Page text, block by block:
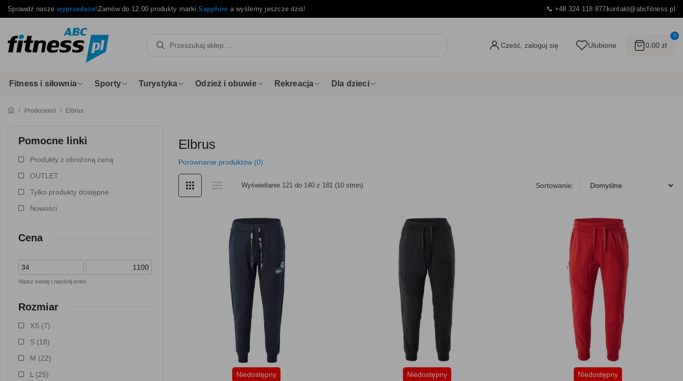
Sprawdź nasze wyprzedaże!Zamów do 12:00 produkty markiSapphire a wyślemy jeszcze dziś! +48 324 118 877kontakt@abcfitness.pl
Cześć, zaloguj się Ulubione
0
0.00 zł
Fitness i siłownia Sporty Turystyka Odzież i obuwie Rekreacja Dla dzieci
Producenci Elbrus
Pomocne linki
Produkty z obniżoną ceną
OUTLET
Tylko produkty dostępne
Nowości
Cena
Wpisz kwotę i naciśnij enter.
Rozmiar
XS (7)
S (18)
M (22)
L (25)
Elbrus
Porównanie produktów (0)
Wyświetlanie 121 do 140 z 181 (10 stron) Sortowanie:
Niedostępny Niedostępny Niedostępny